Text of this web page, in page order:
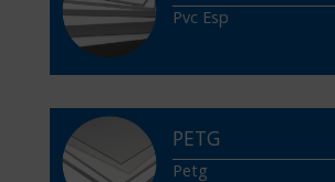
Pvc Esp
PETG
Petg